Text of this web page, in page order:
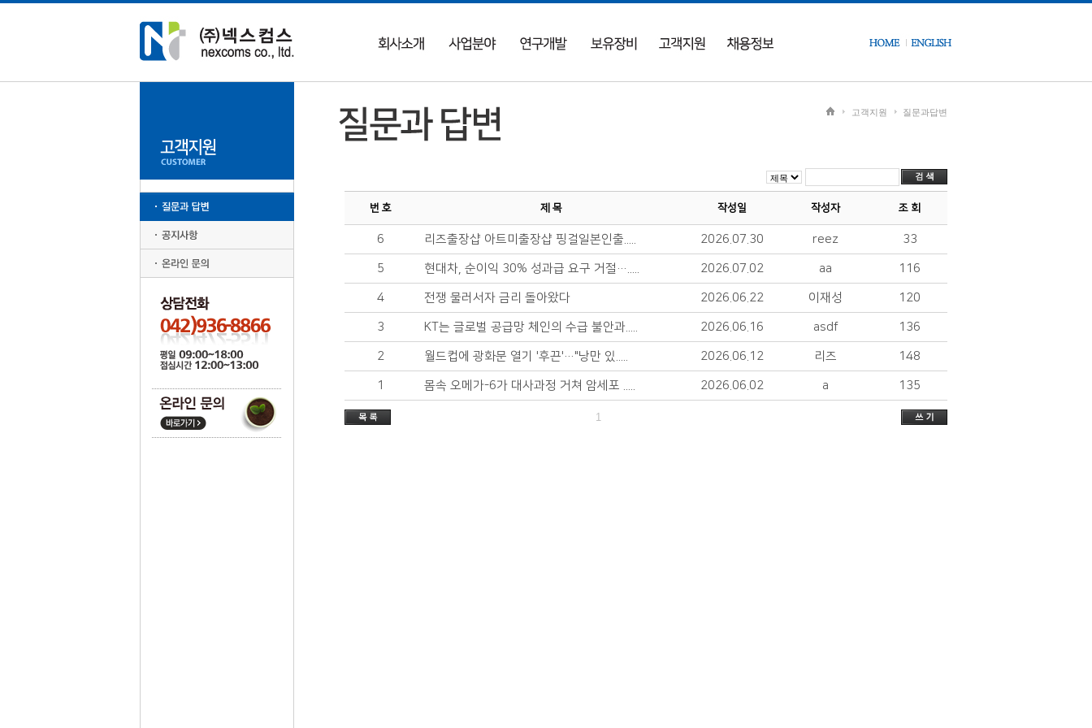
고객지원 질문과답변
번 호 제 목 작성일 작성자 조 회
6 리즈출장샵 아트미출장샵 핑걸일본인출..... 2026.07.30 reez 33
5 현대차, 순이익 30% 성과급 요구 거절…..... 2026.07.02 aa 116
4 전쟁 물러서자 금리 돌아왔다 2026.06.22 이재성 120
3 KT는 글로벌 공급망 체인의 수급 불안과..... 2026.06.16 asdf 136
2 월드컵에 광화문 열기 '후끈'…"낭만 있..... 2026.06.12 리즈 148
1 몸속 오메가-6가 대사과정 거쳐 암세포 ..... 2026.06.02 a 135
1